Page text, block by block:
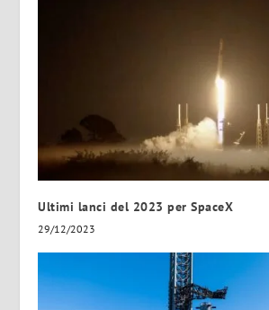
Ultimi lanci del 2023 per SpaceX
29/12/2023